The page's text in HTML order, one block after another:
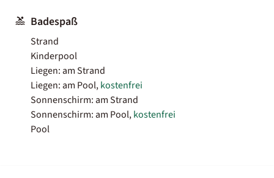
Badespaß
Strand
Kinderpool
Liegen: am Strand
Liegen: am Pool,kostenfrei
Sonnenschirm: am Strand
Sonnenschirm: am Pool,kostenfrei
Pool